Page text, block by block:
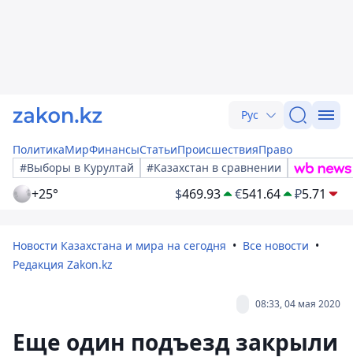
Рус
ПолитикаМирФинансыСтатьиПроисшествияПраво
#Выборы в Курултай
#Казахстан в сравнении
+25° $469.93 €541.64 ₽5.71
Новости Казахстана и мира на сегодня
Все новости
Редакция Zakon.kz
08:33, 04 мая 2020
Еще один подъезд закрыли